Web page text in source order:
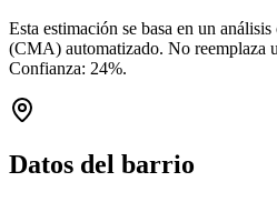
Esta estimación se basa en un
(CMA) automatizado. No reemplaza
Confianza: 24%.
Datos del barrio